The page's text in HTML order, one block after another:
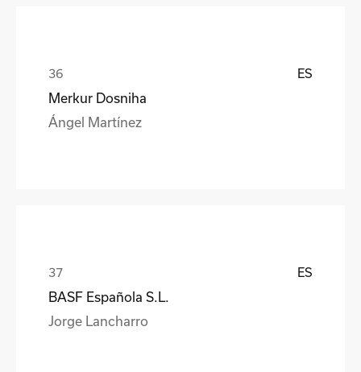
ES
Merkur Dosniha
Ángel Martínez
ES
BASF Española S.L.
Jorge Lancharro